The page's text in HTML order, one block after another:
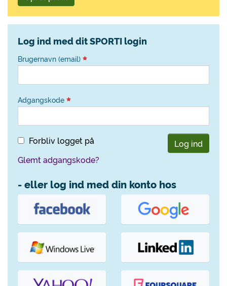
Log ind med dit SPORTI login
Brugernavn (email)
Adgangskode
Forbliv logget på
Log ind
Glemt adgangskode?
- eller log ind med din konto hos